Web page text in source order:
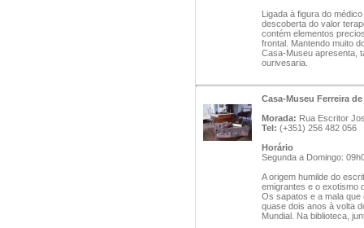
Ligada à figura do
descoberta do valor
contém elementos
frontal. Mantendo muito
Casa-Museu apresenta,
ourivesaria.
Casa-Museu Ferreira
Morada: Rua Escritor
Tel: (+351) 256 482 056
Horário
Segunda a Domingo:
A origem humilde do
emigrantes e o exotismo
Os sapatos e a mala que
quase dois anos à volta
Mundial. Na biblioteca,